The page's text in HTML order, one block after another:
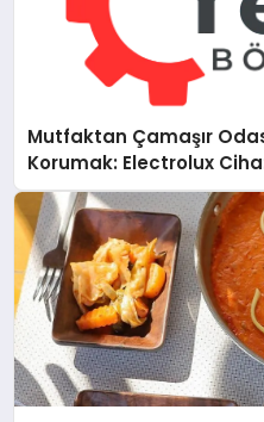
Mutfaktan Çamaşır
Korumak: Electrolux
Destek Deneyimi